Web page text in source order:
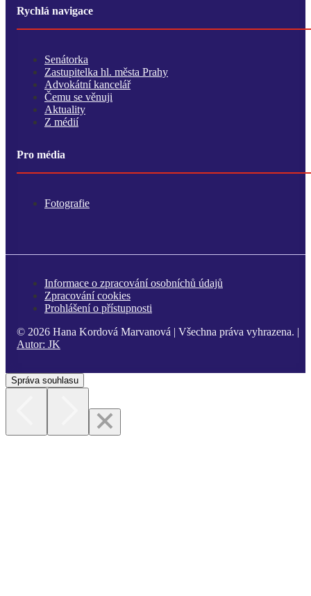
Rychlá navigace
Senátorka
Zastupitelka hl. města Prahy
Advokátní kancelář
Čemu se věnuji
Aktuality
Z médií
Pro média
Fotografie
Informace o zpracování osobníchů údajů
Zpracování cookies
Prohlášení o přístupnosti
© 2026 Hana Kordová Marvanová | Všechna práva vyhrazena. |
Autor: JK
Správa souhlasu